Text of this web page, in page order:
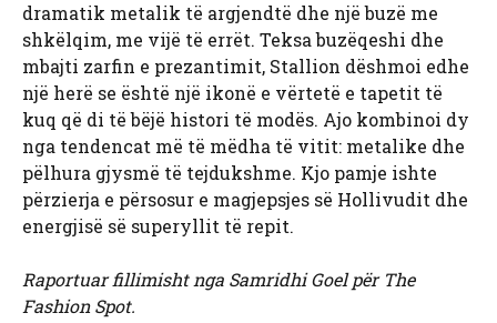
dramatik metalik të argjendtë dhe një buzë me
shkëlqim, me vijë të errët. Teksa buzëqeshi dhe
mbajti zarfin e prezantimit, Stallion dëshmoi edhe
një herë se është një ikonë e vërtetë e tapetit të
kuq që di të bëjë histori të modës. Ajo kombinoi dy
nga tendencat më të mëdha të vitit: metalike dhe
pëlhura gjysmë të tejdukshme. Kjo pamje ishte
përzierja e përsosur e magjepsjes së Hollivudit dhe
energjisë së superyllit të repit.
Raportuar fillimisht nga Samridhi Goel për The
Fashion Spot.